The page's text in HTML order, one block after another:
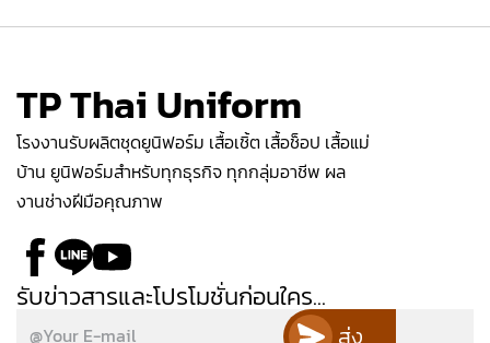
TP Thai Uniform
โรงงานรับผลิตชุดยูนิฟอร์ม เสื้อเชิ้ต เสื้อช็อป เสื้อแม่
บ้าน ยูนิฟอร์มสำหรับทุกธุรกิจ ทุกกลุ่มอาชีพ ผล
งานช่างฝีมือคุณภาพ
รับข่าวสารและโปรโมชั่นก่อนใคร...
ส่ง